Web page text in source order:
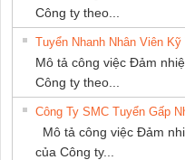
Công ty theo...
Tuyển Nhanh Nhân Viên
Mô tả công việc Đảm
Công ty theo...
Công Ty SMC Tuyển Gấp
Mô tả công việc Đảm
của Công ty...